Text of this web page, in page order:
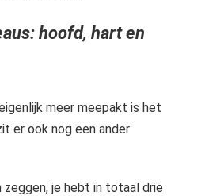
hoofd, hart en
meer meepakt is het
er ook nog een ander
zeggen, je hebt in totaal drie